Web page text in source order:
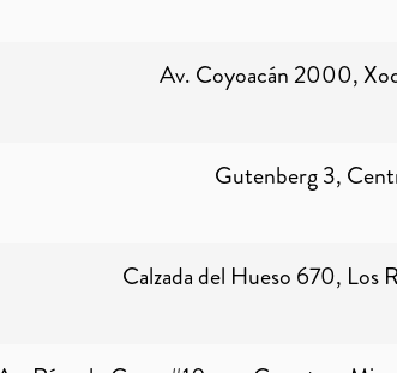
Av. Coyoacán 2000,
Gutenberg 3,
Calzada del Hueso 670,